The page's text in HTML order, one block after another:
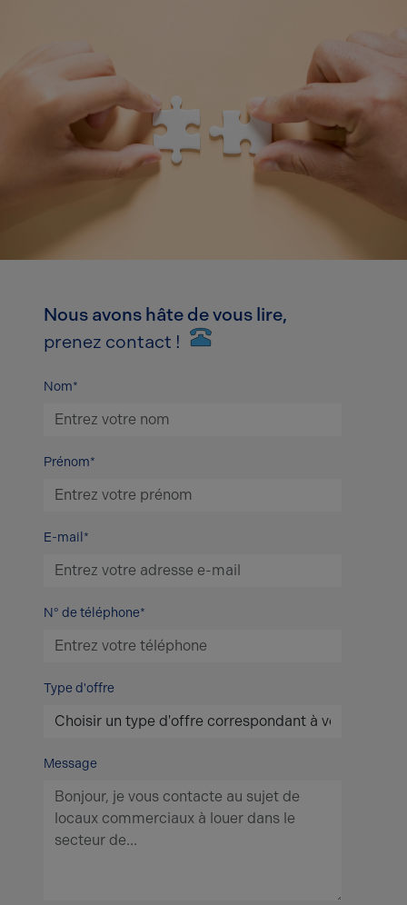
Nous avons hâte de vous lire,
prenez contact !
Nom*
Prénom*
E-mail*
N° de téléphone*
Type d'offre
Message